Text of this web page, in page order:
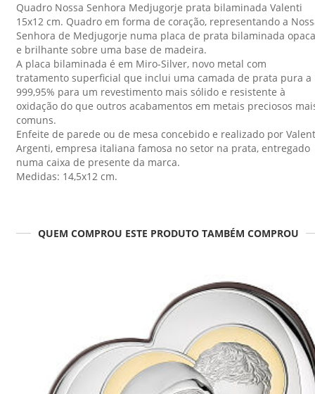
Quadro Nossa Senhora Medjugorje prata bilaminada Valenti
15x12 cm. Quadro em forma de coração, representando a
Senhora de Medjugorje numa placa de prata bilaminada opaca
e brilhante sobre uma base de madeira.
A placa bilaminada é em Miro-Silver, novo metal com
tratamento superficial que inclui uma camada de prata pura a
999,95% para um revestimento mais sólido e resistente à
oxidação do que outros acabamentos em metais preciosos
comuns.
Enfeite de parede ou de mesa concebido e realizado por
Argenti, empresa italiana famosa no setor na prata, entregado
numa caixa de presente da marca.
Medidas: 14,5x12 cm.
QUEM COMPROU ESTE PRODUTO TAMBÉM COMPROU